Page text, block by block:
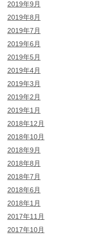
2019年9月
2019年8月
2019年7月
2019年6月
2019年5月
2019年4月
2019年3月
2019年2月
2019年1月
2018年12月
2018年10月
2018年9月
2018年8月
2018年7月
2018年6月
2018年1月
2017年11月
2017年10月